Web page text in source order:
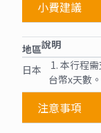
小費建議
地區說明
日本
1. 本行程
台幣x天數。
注意事項